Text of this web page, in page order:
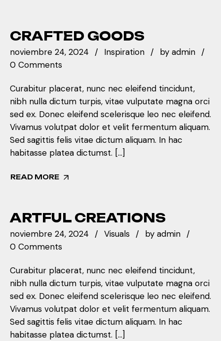
CRAFTED GOODS
noviembre 24, 2024 Inspiration by admin
0 Comments
Curabitur placerat, nunc nec eleifend tincidunt,
nibh nulla dictum turpis, vitae vulputate magna orci
sed ex. Donec eleifend scelerisque leo nec eleifend.
Vivamus volutpat dolor et velit fermentum aliquam.
Sed sagittis felis vitae dictum aliquam. In hac
habitasse platea dictumst. […]
READ MORE
ARTFUL CREATIONS
noviembre 24, 2024 Visuals by admin
0 Comments
Curabitur placerat, nunc nec eleifend tincidunt,
nibh nulla dictum turpis, vitae vulputate magna orci
sed ex. Donec eleifend scelerisque leo nec eleifend.
Vivamus volutpat dolor et velit fermentum aliquam.
Sed sagittis felis vitae dictum aliquam. In hac
habitasse platea dictumst. […]